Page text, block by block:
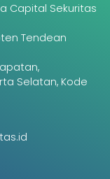
Capital Sekuritas
Tendean
Selatan, Kode